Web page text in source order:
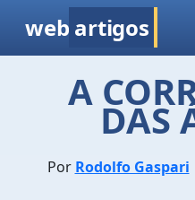
web artigos
A
DAS
Por Rodolfo Gaspari